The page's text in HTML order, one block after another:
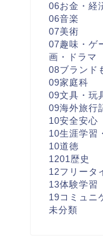
06お金・経
06音楽
07美術
07趣味・ゲ
画・ドラマ
08ブランド
09家庭科
09文具・玩
09海外旅行
10安全安心
10生涯学習
10道徳
1201歴史
12フリータ
13体験学習
19コミュニ
未分類